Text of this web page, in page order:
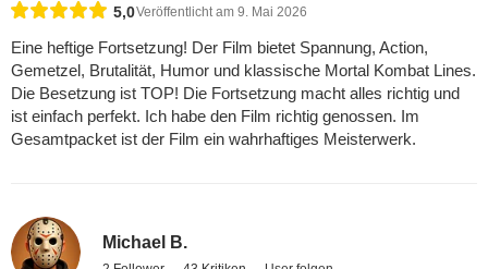
5,0Veröffentlicht am 9. Mai 2026
Eine heftige Fortsetzung! Der Film bietet Spannung, Action,
Gemetzel, Brutalität, Humor und klassische Mortal Kombat Lines.
Die Besetzung ist TOP! Die Fortsetzung macht alles richtig und
ist einfach perfekt. Ich habe den Film richtig genossen. Im
Gesamtpacket ist der Film ein wahrhaftiges Meisterwerk.
Michael B.